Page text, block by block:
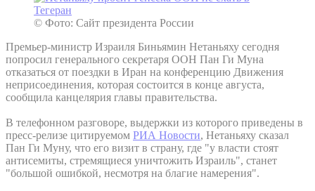
© Фото: Сайт президента России
Премьер-министр Израиля Биньямин Нетаньяху сегодня
попросил генерального секретаря ООН Пан Ги Муна
отказаться от поездки в Иран на конференцию Движения
неприсоединения, которая состоится в конце августа,
сообщила канцелярия главы правительства.
В телефонном разговоре, выдержки из которого приведены в
пресс-релизе цитируемом РИА Новости, Нетаньяху сказал
Пан Ги Муну, что его визит в страну, где "у власти стоят
антисемиты, стремящиеся уничтожить Израиль", станет
"большой ошибкой, несмотря на благие намерения".